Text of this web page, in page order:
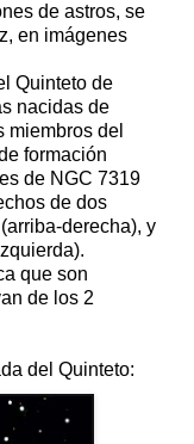
de astros, se
en imágenes
Quinteto de
nacidas de
miembros del
formación
de NGC 7319
de dos
derecha), y
que son
de los 2
del Quinteto: